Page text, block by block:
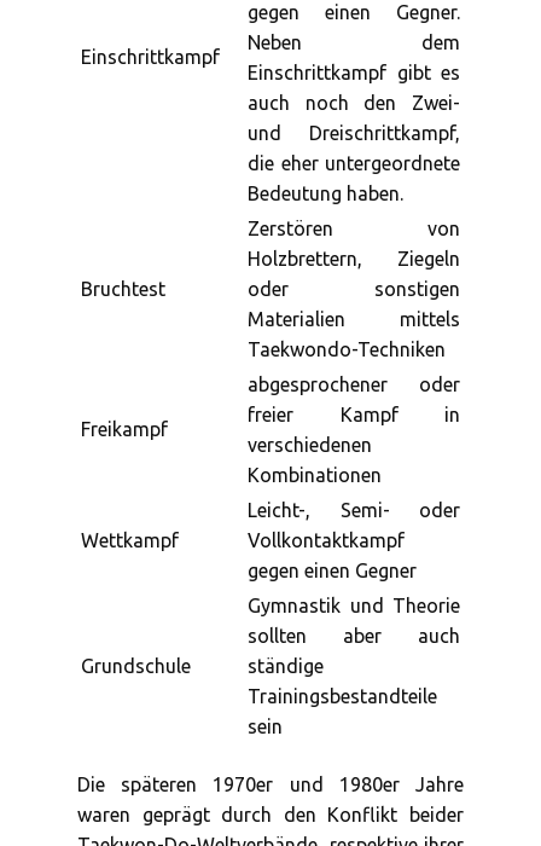
Einschrittkampf
gegen einen Gegner.
Neben dem
Einschrittkampf gibt es
auch noch den Zwei-
und Dreischrittkampf,
die eher untergeordnete
Bedeutung haben.
Bruchtest
Zerstören von
Holzbrettern, Ziegeln
oder sonstigen
Materialien mittels
Taekwondo-Techniken
Freikampf
abgesprochener oder
freier Kampf in
verschiedenen
Kombinationen
Wettkampf
Leicht-, Semi- oder
Vollkontaktkampf
gegen einen Gegner
Grundschule
Gymnastik und Theorie
sollten aber auch
ständige
Trainingsbestandteile
sein
Die späteren 1970er und 1980er Jahre
waren geprägt durch den Konflikt beider